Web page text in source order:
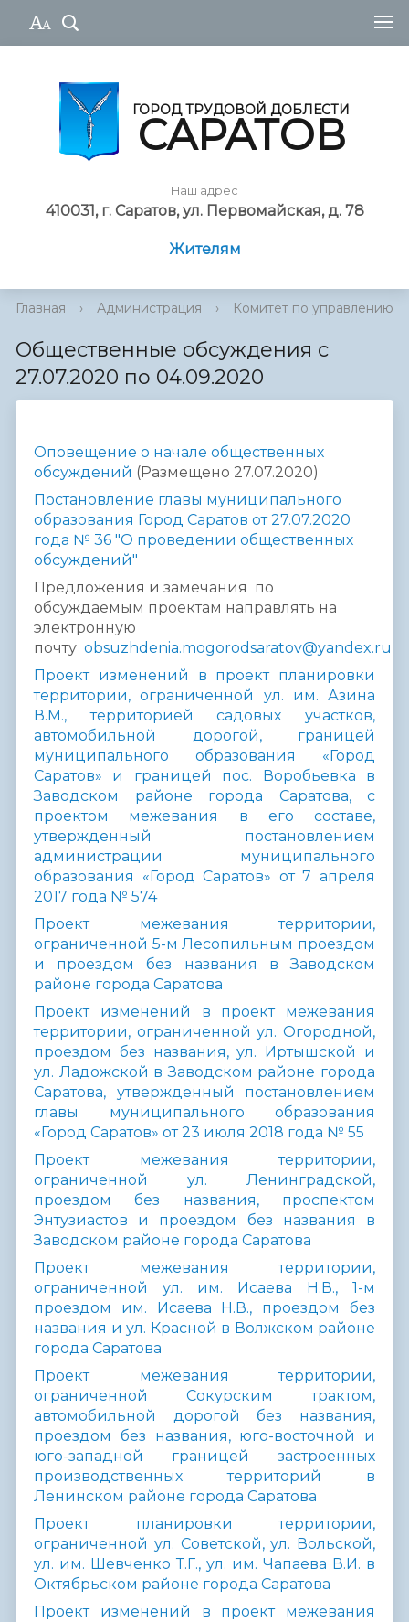
ГОРОД ТРУДОВОЙ ДОБЛЕСТИ
САРАТОВ
Наш адрес
410031, г. Саратов, ул. Первомайская, д. 78
Жителям
Главная › Администрация › Комитет по управлению
Общественные обсуждения с
27.07.2020 по 04.09.2020
Оповещение о начале общественных
обсуждений (Размещено 27.07.2020)
Постановление главы муниципального
образования Город Саратов от 27.07.2020
года № 36 "О проведении общественных
обсуждений"
Предложения и замечания по
обсуждаемым проектам направлять на
электронную
почту obsuzhdenia.mogorodsaratov@yandex.ru
Проект изменений в проект планировки
территории, ограниченной ул. им. Азина
В.М., территорией садовых участков,
автомобильной дорогой, границей
муниципального образования «Город
Саратов» и границей пос. Воробьевка в
Заводском районе города Саратова, с
проектом межевания в его составе,
утвержденный постановлением
администрации муниципального
образования «Город Саратов» от 7 апреля
2017 года № 574
Проект межевания территории,
ограниченной 5-м Лесопильным проездом
и проездом без названия в Заводском
районе города Саратова
Проект изменений в проект межевания
территории, ограниченной ул. Огородной,
проездом без названия, ул. Иртышской и
ул. Ладожской в Заводском районе города
Саратова, утвержденный постановлением
главы муниципального образования
«Город Саратов» от 23 июля 2018 года № 55
Проект межевания территории,
ограниченной ул. Ленинградской,
проездом без названия, проспектом
Энтузиастов и проездом без названия в
Заводском районе города Саратова
Проект межевания территории,
ограниченной ул. им. Исаева Н.В., 1-м
проездом им. Исаева Н.В., проездом без
названия и ул. Красной в Волжском районе
города Саратова
Проект межевания территории,
ограниченной Сокурским трактом,
автомобильной дорогой без названия,
проездом без названия, юго-восточной и
юго-западной границей застроенных
производственных территорий в
Ленинском районе города Саратова
Проект планировки территории,
ограниченной ул. Советской, ул. Вольской,
ул. им. Шевченко Т.Г., ул. им. Чапаева В.И. в
Октябрьском районе города Саратова
Проект изменений в проект межевания